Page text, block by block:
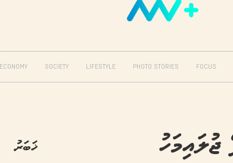
ECONOMY SOCIETY LIFESTYLE PHOTO STORIES FOCUS
ޚަބަރު